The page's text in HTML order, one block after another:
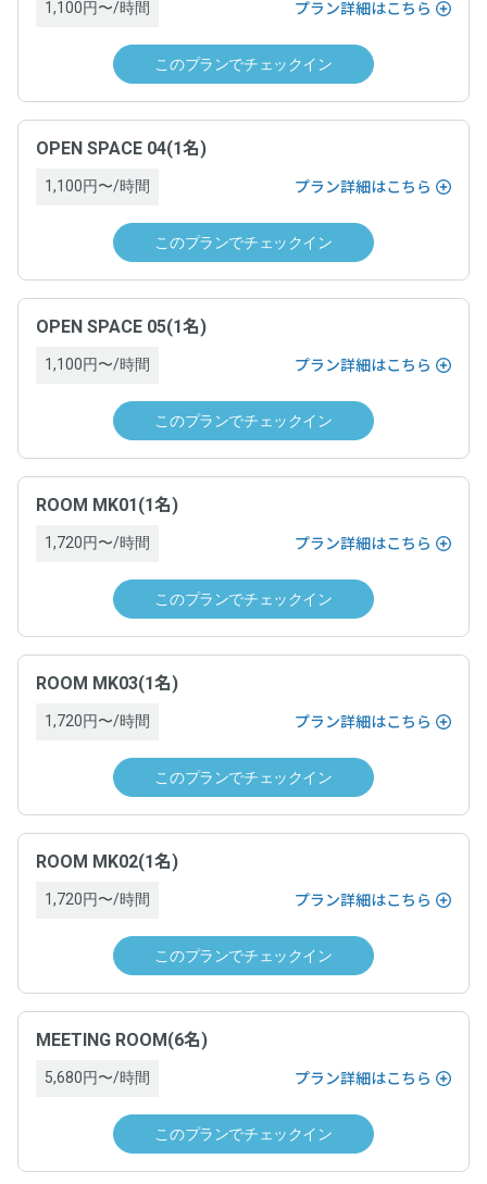
1,100円〜/時間 プラン詳細はこちら
このプランでチェックイン
OPEN SPACE 04(1名)
1,100円〜/時間 プラン詳細はこちら
このプランでチェックイン
OPEN SPACE 05(1名)
1,100円〜/時間 プラン詳細はこちら
このプランでチェックイン
ROOM MK01(1名)
1,720円〜/時間 プラン詳細はこちら
このプランでチェックイン
ROOM MK03(1名)
1,720円〜/時間 プラン詳細はこちら
このプランでチェックイン
ROOM MK02(1名)
1,720円〜/時間 プラン詳細はこちら
このプランでチェックイン
MEETING ROOM(6名)
5,680円〜/時間 プラン詳細はこちら
このプランでチェックイン
「空箱byGMO」にお問い合わせ次第、遅延なく提供します。
契約条件
ドロップイン利用ゲスト規約、各運営ホストの利用規約
お問い合わせ
お問い合わせフォームよりお願いします。
ドロップイン利用ゲスト規約 各運営ホストの利用規約
お問い合わせ
お問い合わせフォームよりお願いします。